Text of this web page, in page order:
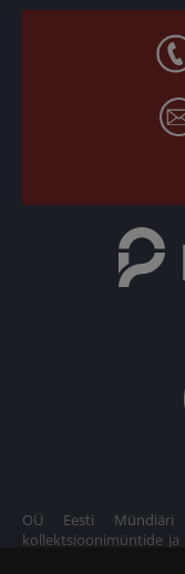
Toodete
Facebook
OÜ Eesti
kollektsioonimüntide ja